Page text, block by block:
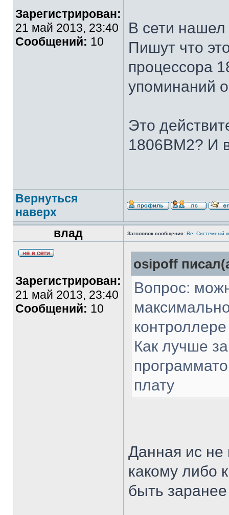
Зарегистрирован:
21 май 2013, 23:40
Сообщений: 10
В сети
Пишут что
процессора
упоминаний
Это
1806ВМ2? И
Вернуться
наверх
влад
Заголовок сообщения: Re: Системный
Зарегистрирован:
21 май 2013, 23:40
Сообщений: 10
osipoff
Вопрос:
Как лучше
плату
Данная ис не
какому либо
быть